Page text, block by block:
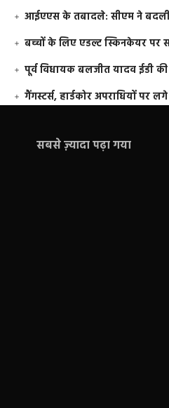
आईएएस के तबादले: सीएम ने बदली
बच्चों के लिए एडल्ट स्किनकेयर
पूर्व विधायक बलजीत यादव ईडी
गैंगस्टर्स, हार्डकोर अपराधियों पर
सबसे ज़्यादा पढ़ा गया